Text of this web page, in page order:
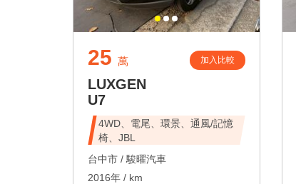
25 萬 加入比較
LUXGEN
U7
4WD、電尾、環景、通風/記憶
椅、JBL
台中市 / 駿曜汽車
2016年 / km